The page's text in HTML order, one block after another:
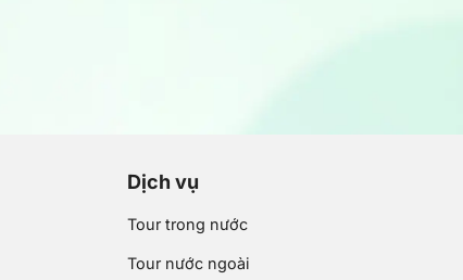
Dịch vụ
Tour trong nước
Tour nước ngoài